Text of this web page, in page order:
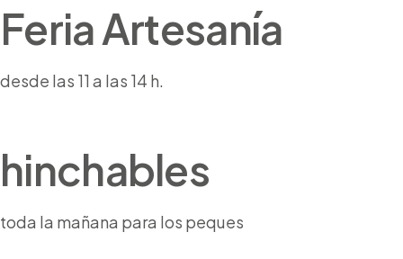
Feria Artesanía
desde las 11 a las 14 h.
hinchables
toda la mañana para los peques